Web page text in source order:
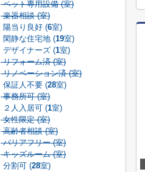
ペット専用設備 (室)
楽器相談 (室)
陽当り良好 (6室)
閑静な住宅地 (19室)
デザイナーズ (1室)
リフォーム済 (室)
リノベーション済 (室)
保証人不要 (28室)
事務所可 (室)
２人入居可 (1室)
女性限定 (室)
高齢者相談 (室)
バリアフリー (室)
キッズルーム (室)
分割可 (28室)